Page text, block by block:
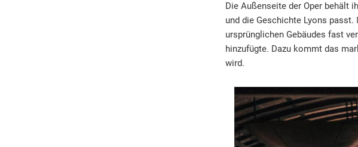
Die Außenseite der Oper behält
und die Geschichte Lyons passt.
ursprünglichen Gebäudes fast
hinzufügte. Dazu kommt das
wird.